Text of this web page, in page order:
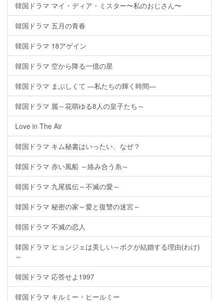
韓国ドラマ マイ・ディア・ミスター〜私のおじさん〜
韓国ドラマ 五月の青春
韓国ドラマ 18アゲイン
韓国ドラマ 空から降る一億の星
韓国ドラマ まぶしくて ―私たちの輝く時間―
韓国ドラマ 麗～花萌ゆる8人の皇子たち～
Love in The Air
韓国ドラマ キム秘書はいったい、なぜ？
韓国ドラマ 赤い風船 ～絡み合う糸～
韓国ドラマ 九尾狐伝～不滅の愛～
韓国ドラマ 秘密の家～愛と復讐の迷宮～
韓国ドラマ 不滅の恋人
韓国ドラマ ヒョンジェは美しい～ボクが結婚する理由(わけ)
～
韓国ドラマ 応答せよ1997
韓国ドラマ キルミー・ヒールミー